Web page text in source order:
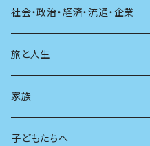
建築
スポーツ
AIと社会
広告
その他
アニメ
日本の芸能
童話
その他
人間関係
健康
育児
日常生活
学ぶ楽しみ
仕事のヒント
社会・政治・経済・流通・企業
過去
現在
未来
旅と人生
旅
人生
家族
子どもたちへ